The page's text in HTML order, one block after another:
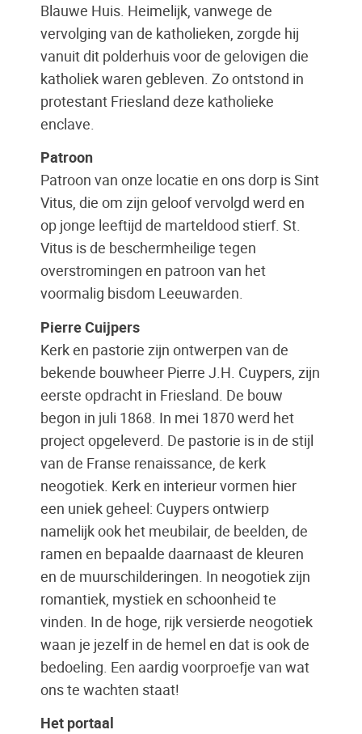
Blauwe Huis. Heimelijk, vanwege de
vervolging van de katholieken, zorgde hij
vanuit dit polderhuis voor de gelovigen die
katholiek waren gebleven. Zo ontstond in
protestant Friesland deze katholieke
enclave.
Patroon
Patroon van onze locatie en ons dorp is Sint
Vitus, die om zijn geloof vervolgd werd en
op jonge leeftijd de marteldood stierf. St.
Vitus is de beschermheilige tegen
overstromingen en patroon van het
voormalig bisdom Leeuwarden.
Pierre Cuijpers
Kerk en pastorie zijn ontwerpen van de
bekende bouwheer Pierre J.H. Cuypers, zijn
eerste opdracht in Friesland. De bouw
begon in juli 1868. In mei 1870 werd het
project opgeleverd. De pastorie is in de stijl
van de Franse renaissance, de kerk
neogotiek. Kerk en interieur vormen hier
een uniek geheel: Cuypers ontwierp
namelijk ook het meubilair, de beelden, de
ramen en bepaalde daarnaast de kleuren
en de muurschilderingen. In neogotiek zijn
romantiek, mystiek en schoonheid te
vinden. In de hoge, rijk versierde neogotiek
waan je jezelf in de hemel en dat is ook de
bedoeling. Een aardig voorproefje van wat
ons te wachten staat!
Het portaal